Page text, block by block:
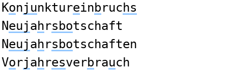
Konjunktureinbruchs
Neujahrsbotschaft
Neujahrsbotschaften
Vorjahresverbrauch